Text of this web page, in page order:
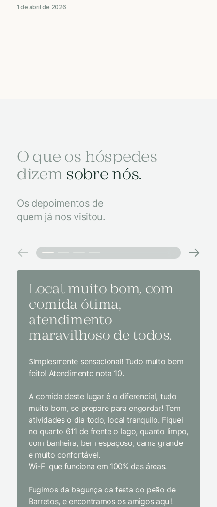
1 de abril de 2026
O que os hóspedes
dizem sobre nós.
Os depoimentos de
quem já nos visitou.
Local muito bom, com
comida ótima,
atendimento
maravilhoso de todos.
Simplesmente sensacional! Tudo muito bem
feito! Atendimento nota 10.
A comida deste lugar é o diferencial, tudo
muito bom, se prepare para engordar! Tem
atividades o dia todo, local tranquilo. Fiquei
no quarto 611 de frente o lago, quanto limpo,
com banheira, bem espaçoso, cama grande
e muito confortável.
Wi-Fi que funciona em 100% das áreas.
Fugimos da bagunça da festa do peão de
Barretos, e encontramos os amigos aqui!